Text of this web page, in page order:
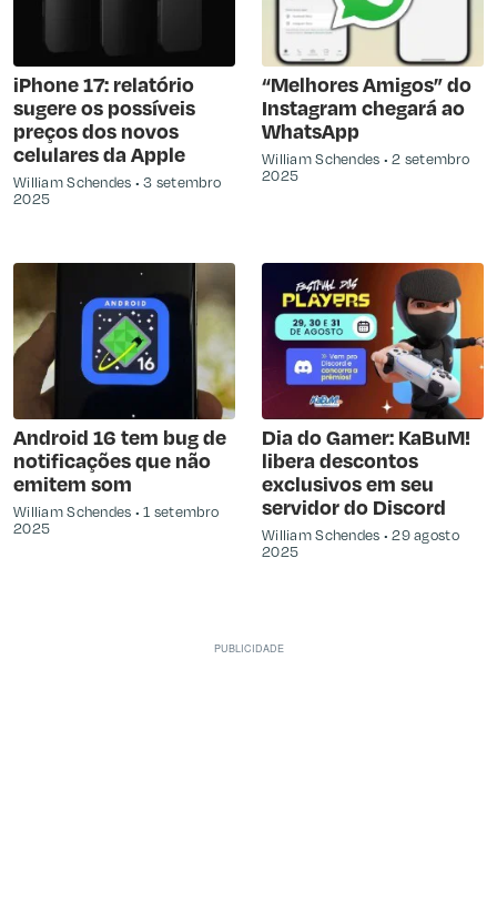
iPhone 17: relatório
sugere os possíveis
preços dos novos
celulares da Apple
William Schendes
3 setembro
2025
“Melhores Amigos” do
Instagram chegará ao
WhatsApp
William Schendes
2 setembro
2025
Android 16 tem bug de
notificações que não
emitem som
William Schendes
1 setembro
2025
Dia do Gamer: KaBuM!
libera descontos
exclusivos em seu
servidor do Discord
William Schendes
29 agosto
2025